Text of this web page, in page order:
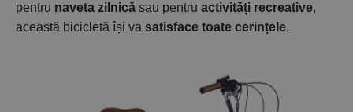
pentru naveta zilnică sau pentru activități recreative,
această bicicletă își va satisface toate cerințele.